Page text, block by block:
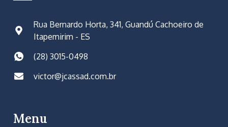
Rua Bernardo Horta, 341, Guandú Cachoeiro de
Itapemirim - ES
(28) 3015-0498
victor@jcassad.com.br
Menu